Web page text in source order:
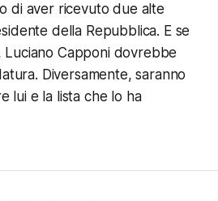
di aver ricevuto due alte
della Repubblica. E se
Luciano Capponi dovrebbe
Diversamente, saranno
lui e la lista che lo ha